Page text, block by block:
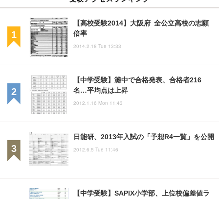
【高校受験2014】大阪府 全公立高校の志願
倍率
2014.2.18 Tue 13:33
【中学受験】灘中で合格発表、合格者216
名…平均点は上昇
2012.1.16 Mon 11:43
日能研、2013年入試の「予想R4一覧」を公開
2012.6.5 Tue 11:46
【中学受験】SAPIX小学部、上位校偏差値ラ